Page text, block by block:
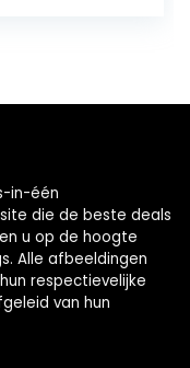
in-één
die de beste deals
u op de hoogte
Alle afbeeldingen
respectievelijke
van hun